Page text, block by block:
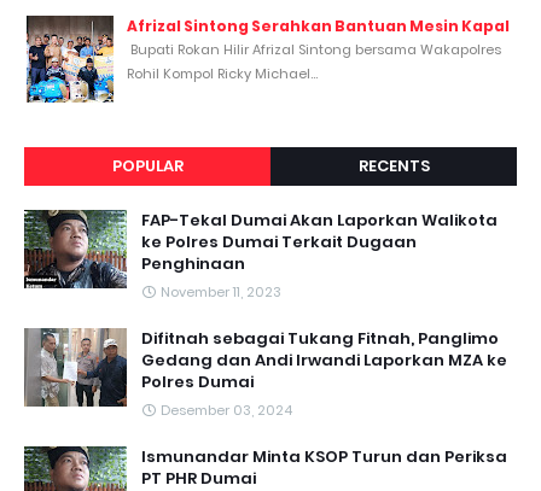
Afrizal Sintong Serahkan Bantuan Mesin Kapal
Bupati Rokan Hilir Afrizal Sintong bersama Wakapolres
Rohil Kompol Ricky Michael...
POPULAR RECENTS
FAP-Tekal Dumai Akan Laporkan Walikota
ke Polres Dumai Terkait Dugaan
Penghinaan
November 11, 2023
Difitnah sebagai Tukang Fitnah, Panglimo
Gedang dan Andi Irwandi Laporkan MZA ke
Polres Dumai
Desember 03, 2024
Ismunandar Minta KSOP Turun dan Periksa
PT PHR Dumai